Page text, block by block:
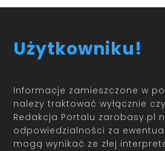
Użytkowniku!
Informacje zamieszczone w
należy traktować wyłącznie
Redakcja Portalu zarobasy.pl
odpowiedzialności za
mogą wynikać ze złej